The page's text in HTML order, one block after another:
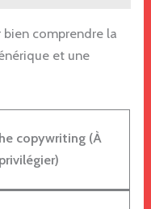
comprendre la
et une
copywriting (À
privilégier)